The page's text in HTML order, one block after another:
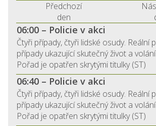
Předchozí
den
06:00 – Policie v akci
Čtyři případy, čtyři lidské osudy. Reální
případy ukazující skutečný život a
Pořad je opatřen skrytými titulky (ST)
06:40 – Policie v akci
Čtyři případy, čtyři lidské osudy. Reální
případy ukazující skutečný život a
Pořad je opatřen skrytými titulky (ST)